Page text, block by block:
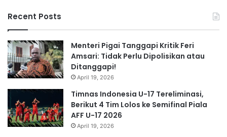
Recent Posts
Menteri Pigai Tanggapi Kritik Feri
Amsari: Tidak Perlu Dipolisikan atau
Ditanggapi!
April 19, 2026
Timnas Indonesia U-17 Tereliminasi,
Berikut 4 Tim Lolos ke Semifinal Piala
AFF U-17 2026
April 19, 2026